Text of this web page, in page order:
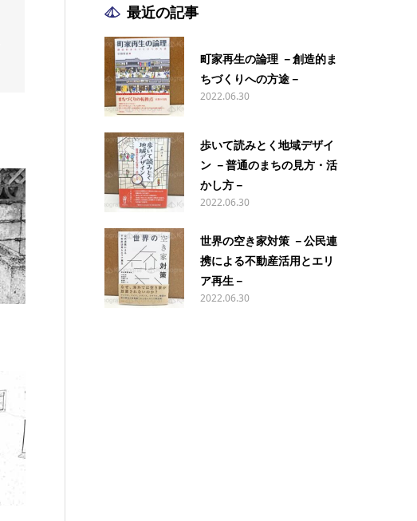
最近の記事
町家再生の論理 －創造的ま
ちづくりへの方途－
2022.06.30
歩いて読みとく地域デザイ
ン －普通のまちの見方・活
かし方－
2022.06.30
世界の空き家対策 －公民連
携による不動産活用とエリ
ア再生－
2022.06.30